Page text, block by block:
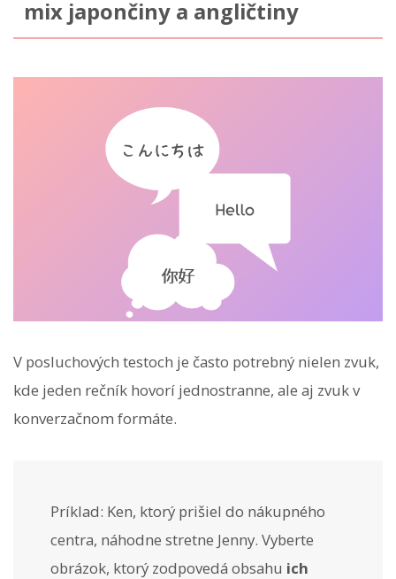
mix japončiny a angličtiny
V posluchových testoch je často potrebný nielen zvuk,
kde jeden rečník hovorí jednostranne, ale aj zvuk v
konverzačnom formáte.
Príklad: Ken, ktorý prišiel do nákupného
centra, náhodne stretne Jenny. Vyberte
obrázok, ktorý zodpovedá obsahu ich